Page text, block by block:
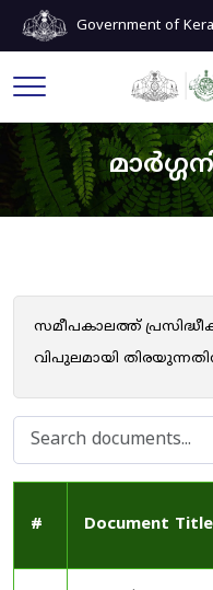
Government of
സമീപകാലത്ത്
വിപുലമായി
# Document